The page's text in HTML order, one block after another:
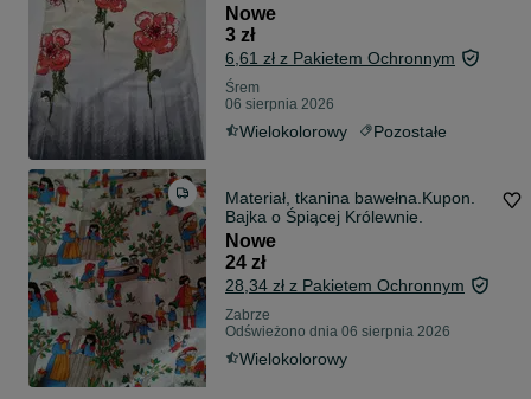
Nowe
3 zł
6,61 zł z Pakietem Ochronnym
Śrem
06 sierpnia 2026
Wielokolorowy Pozostałe
Materiał, tkanina bawełna.Kupon.
Bajka o Śpiącej Królewnie.
Nowe
24 zł
28,34 zł z Pakietem Ochronnym
Zabrze
Odświeżono dnia 06 sierpnia 2026
Wielokolorowy